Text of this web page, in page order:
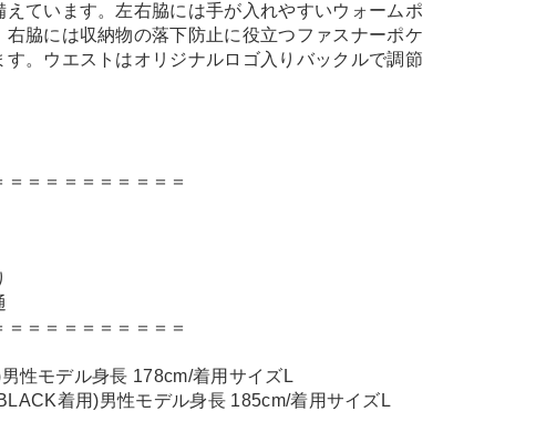
えています。左右脇には手が入れやすいウォームポ
右脇には収納物の落下防止に役立つファスナーポケ
す。ウエストはオリジナルロゴ入りバックルで調節
＝＝＝＝＝＝＝＝＝＝
＝＝＝＝＝＝＝＝＝＝
性モデル身長 178cm/着用サイズL
着用)男性モデル身長 185cm/着用サイズL